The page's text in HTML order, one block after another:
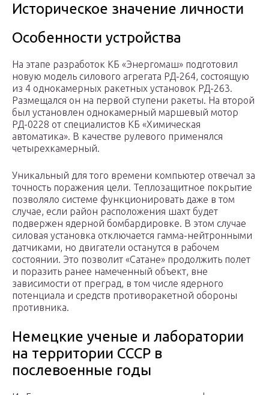
Историческое значение личности
Особенности устройства
На этапе разработок КБ «Энергомаш» подготовил
новую модель силового агрегата РД-264, состоящую
из 4 однокамерных ракетных установок РД-263.
Размещался он на первой ступени ракеты. На второй
был установлен однокамерный маршевый мотор
РД-0228 от специалистов КБ «Химическая
автоматика». В качестве рулевого применялся
четырехкамерный.
Уникальный для того времени компьютер отвечал за
точность поражения цели. Теплозащитное покрытие
позволяло системе функционировать даже в том
случае, если район расположения шахт будет
подвержен ядерной бомбардировке. В этом случае
силовая установка отключается гамма-нейтронными
датчиками, но двигатели останутся в рабочем
состоянии. Это позволит «Сатане» продолжить полет
и поразить ранее намеченный объект, вне
зависимости от преград, в том числе ядерного
потенциала и средств противоракетной обороны
противника.
Немецкие ученые и лаборатории
на территории СССР в
послевоенные годы